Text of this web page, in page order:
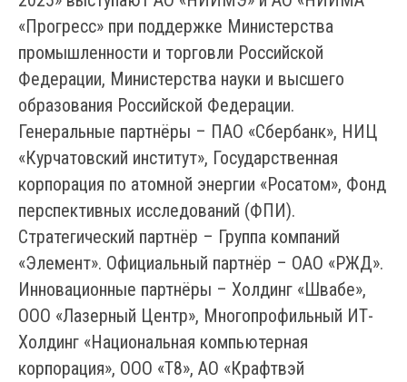
«Прогресс» при поддержке Министерства
промышленности и торговли Российской
Федерации, Министерства науки и высшего
образования Российской Федерации.
Генеральные партнёры – ПАО «Сбербанк», НИЦ
«Курчатовский институт», Государственная
корпорация по атомной энергии «Росатом», Фонд
перспективных исследований (ФПИ).
Стратегический партнёр – Группа компаний
«Элемент». Официальный партнёр – ОАО «РЖД».
Инновационные партнёры – Холдинг «Швабе»,
ООО «Лазерный Центр», Многопрофильный ИТ-
Холдинг «Национальная компьютерная
корпорация», ООО «Т8», АО «Крафтвэй